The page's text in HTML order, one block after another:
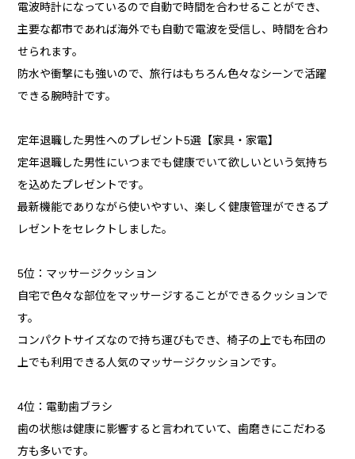
電波時計になっているので自動で時間を合わせることができ、
主要な都市であれば海外でも自動で電波を受信し、時間を合わ
せられます。
防水や衝撃にも強いので、旅行はもちろん色々なシーンで活躍
できる腕時計です。
定年退職した男性へのプレゼント5選【家具・家電】
定年退職した男性にいつまでも健康でいて欲しいという気持ち
を込めたプレゼントです。
最新機能でありながら使いやすい、楽しく健康管理ができるプ
レゼントをセレクトしました。
5位：マッサージクッション
自宅で色々な部位をマッサージすることができるクッションで
す。
コンパクトサイズなので持ち運びもでき、椅子の上でも布団の
上でも利用できる人気のマッサージクッションです。
4位：電動歯ブラシ
歯の状態は健康に影響すると言われていて、歯磨きにこだわる
方も多いです。